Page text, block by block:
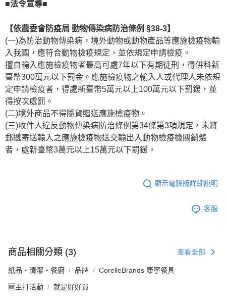
■法令宣導■
【依農委會防疫局 動物傳染病防治條例 §38-3】
(一)為防治動物傳染病，境外動物或動物產品等應施檢疫物輸
入我國，應符合動物檢疫規定，並依規定申請檢疫。
擅自輸入應施檢疫物者最高可處7年以下有期徒刑，得併科新
臺幣300萬元以下罰金。應施檢疫物之輸入人或代理人未依規
定申請檢疫者，得處新臺幣5萬元以上100萬元以下罰鍰，並
得按次處罰。
(二)境外商品不得隨貨贈送應施檢疫物。
(三)收件人違反動物傳染病防治條例第34條第3項規定，未將
郵遞寄送輸入之應施檢疫物送交輸出入動物檢疫機關銷燬
者，處新臺幣3萬元以上15萬元以下罰鍰。
顯示電腦版詳細說明
客服
商品相關分類 (3) 查看全部
紙品・清潔・餐廚 品牌 CorelleBrands 康寧餐具
🆕主打活動 就是好好買